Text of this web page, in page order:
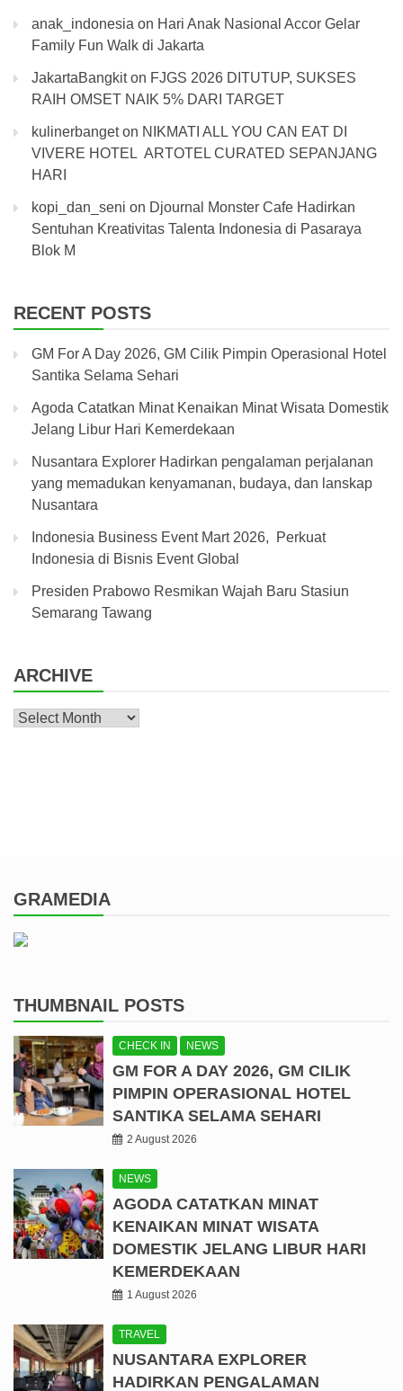
anak_indonesia on Hari Anak Nasional Accor Gelar
Family Fun Walk di Jakarta
JakartaBangkiton FJGS 2026 DITUTUP, SUKSES
RAIH OMSET NAIK 5% DARI TARGET
kulinerbangeton NIKMATI ALL YOU CAN EAT DI
VIVERE HOTEL ARTOTEL CURATED SEPANJANG
HARI
kopi_dan_seni on Djournal Monster Cafe Hadirkan
Sentuhan Kreativitas Talenta Indonesia di Pasaraya
Blok M
RECENT POSTS
GM For A Day 2026, GM Cilik Pimpin Operasional Hotel
Santika Selama Sehari
Agoda Catatkan Minat Kenaikan Minat Wisata Domestik
Jelang Libur Hari Kemerdekaan
Nusantara Explorer Hadirkan pengalaman perjalanan
yang memadukan kenyamanan, budaya, dan lanskap
Nusantara
Indonesia Business Event Mart 2026, Perkuat
Indonesia di Bisnis Event Global
Presiden Prabowo Resmikan Wajah Baru Stasiun
Semarang Tawang
ARCHIVE
Archive
GRAMEDIA
THUMBNAIL POSTS
CHECK IN NEWS
GM FOR A DAY 2026, GM CILIK
PIMPIN OPERASIONAL HOTEL
SANTIKA SELAMA SEHARI
2 August 2026
NEWS
AGODA CATATKAN MINAT
KENAIKAN MINAT WISATA
DOMESTIK JELANG LIBUR HARI
KEMERDEKAAN
1 August 2026
TRAVEL
NUSANTARA EXPLORER
HADIRKAN PENGALAMAN